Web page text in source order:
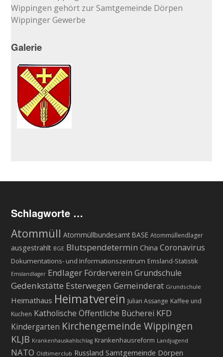
Wippingen gehört zur Samtgemeinde Dörpen
Wippinger Gewerbe
Galerie
Schlagworte …
Atommüll Atommüllbundesamt BASE Atommüllendlager
ausgestrahlt BGE Blutspendetermin China Coronavirus
Dokumentations- und Informationszentrum Emsland-Statistik
Emslandlager Endlager Förderverein Grundschule
Gedenkstätte Esterwegen Gemeinderat Grundschule
Heimathaus Heimatverein Julian Assange Kaffee und
Kuchen Katholische Öffentliche Bücherei KFD
Kindergarten Kirchengemeinde Wippingen
KLJB Krankenhauskahlschlag Krankenhausreform Landjugend
NATO Oldtimerclub Russland Samtgemeinde Dörpen